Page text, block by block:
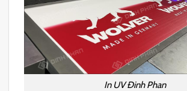
In UV Đinh Phan